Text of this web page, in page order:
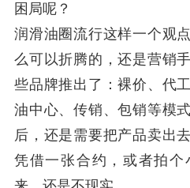
困局呢？
润滑油圈流行这样一个观
么可以折腾的，还是营销
些品牌推出了：裸价、代
油中心、传销、包销等模
后，还是需要把产品卖出
凭借一张合约，或者拍个